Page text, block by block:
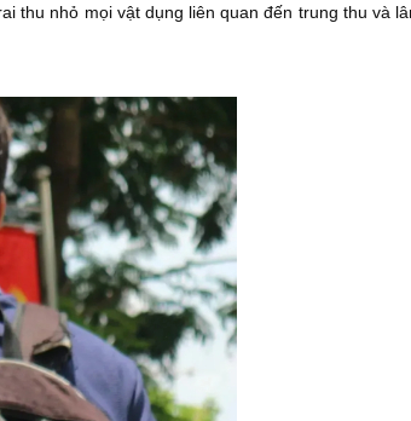
thu nhỏ mọi vật dụng liên quan đến trung thu và